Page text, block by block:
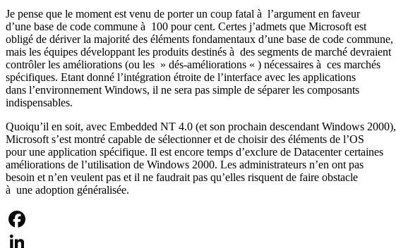
Je pense que le moment est venu de porter un coup fatal à l’argument en faveur
d’une base de code commune à 100 pour cent. Certes j’admets que Microsoft est
obligé de dériver la majorité des éléments fondamentaux d’une base de code commune,
mais les équipes développant les produits destinés à des segments de marché devraient
contrôler les améliorations (ou les » dés-améliorations « ) nécessaires à ces marchés
spécifiques. Etant donné l’intégration étroite de l’interface avec les applications
dans l’environnement Windows, il ne sera pas simple de séparer les composants
indispensables.
Quoiqu’il en soit, avec Embedded NT 4.0 (et son prochain descendant Windows 2000),
Microsoft s’est montré capable de sélectionner et de choisir des éléments de l’OS
pour une application spécifique. Il est encore temps d’exclure de Datacenter certaines
améliorations de l’utilisation de Windows 2000. Les administrateurs n’en ont pas
besoin et n’en veulent pas et il ne faudrait pas qu’elles risquent de faire obstacle
à une adoption généralisée.
Facebook